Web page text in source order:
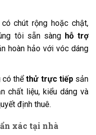
chút rộng hoặc chật,
tôi sẵn sàng hỗ trợ
hoàn hảo với vóc dáng
có thểthử trực tiếpsản
chất liệu, kiểu dáng và
định thuê.
xác tại nhà